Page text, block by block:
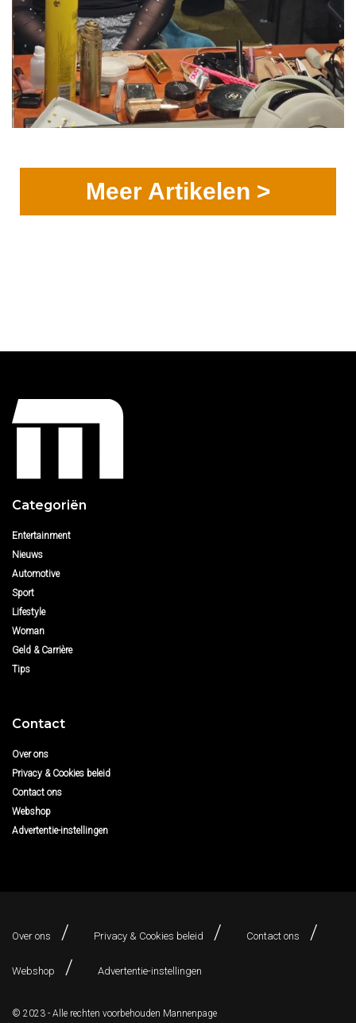
Meer Artikelen >
Categoriën
Entertainment
Nieuws
Automotive
Sport
Lifestyle
Woman
Geld & Carrière
Tips
Contact
Over ons
Privacy & Cookies beleid
Contact ons
Webshop
Advertentie-instellingen
Over ons Privacy & Cookies beleid Contact ons
Webshop Advertentie-instellingen
© 2023 - Alle rechten voorbehouden Mannenpage